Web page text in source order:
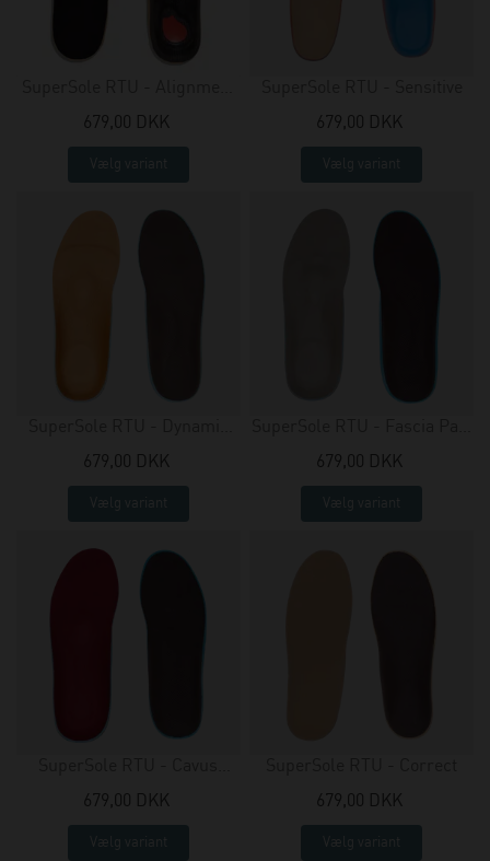
+ pad
679,00 DKK
679,00 DKK
Metatarsal
679,00 DKK
Relief
679,00 DKK
Support
679,00 DKK
679,00 DKK